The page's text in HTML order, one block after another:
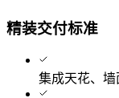
精装交付标准
集成天花、墙